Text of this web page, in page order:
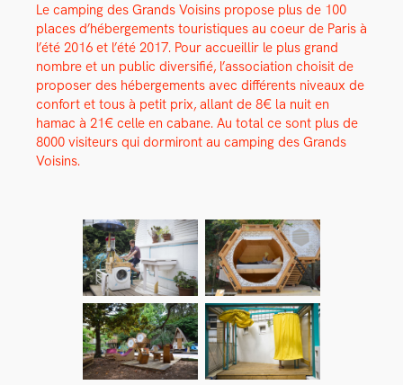
Le camp­ing des Grands Voisins pro­pose plus de 100
places d’hébergements touris­tiques au coeur de Paris à
l’été 2016 et l’été 2017. Pour accueil­lir le plus grand
nom­bre et un pub­lic diver­si­fié, l’association choisit de
pro­pos­er des héberge­ments avec dif­férents niveaux de
con­fort et tous à petit prix, allant de 8€ la nuit en
hamac à 21€ celle en cabane. Au total ce sont plus de
8000 vis­i­teurs qui dormiront au camp­ing des Grands
Voisins.